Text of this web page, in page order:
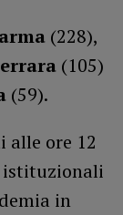
(228),
(105)
(59).
alle ore 12
istituzionali
in